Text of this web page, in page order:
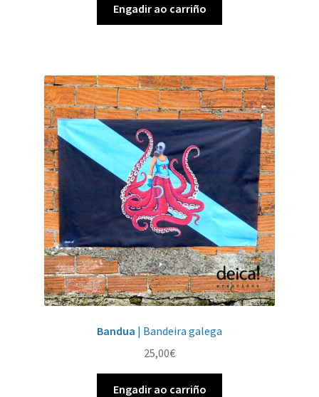
Engadir ao carriño
Bandua | Bandeira galega
25,00€
Engadir ao carriño